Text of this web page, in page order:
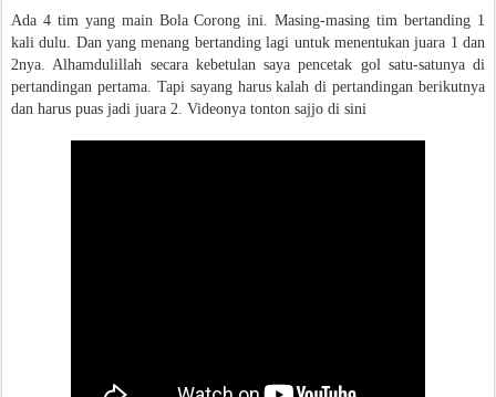
Ada 4 tim yang main Bola Corong ini. Masing-masing tim bertanding 1
kali dulu. Dan yang menang bertanding lagi untuk menentukan juara 1 dan
2nya. Alhamdulillah secara kebetulan saya pencetak gol satu-satunya di
pertandingan pertama. Tapi sayang harus kalah di pertandingan berikutnya
dan harus puas jadi juara 2. Videonya tonton sajjo di sini